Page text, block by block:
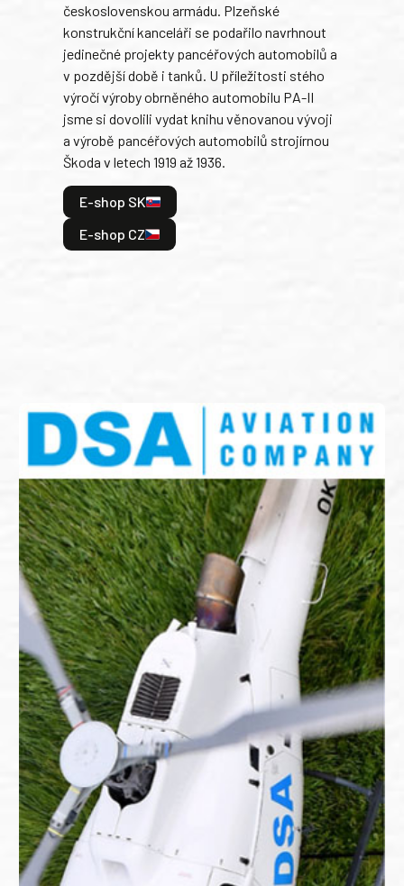
československou armádu. Plzeňské
konstrukční kanceláři se podařilo navrhnout
jedinečné projekty pancéřových automobilů a
v pozdější době i tanků. U příležitosti stého
výročí výroby obrněného automobilu PA-II
jsme si dovolili vydat knihu věnovanou vývoji
a výrobě pancéřových automobilů strojírnou
Škoda v letech 1919 až 1936.
E-shop SK
E-shop CZ